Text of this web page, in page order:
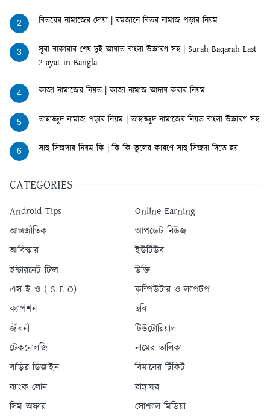
2 বিতরের নামাজের দোয়া | রমজানে বিতর নামাজ পড়ার নিয়ম
3
সূরা বাকারার শেষ দুই আয়াত বাংলা উচ্চারণ সহ | Surah Baqarah Last
2 ayat in Bangla
4 কাজা নামাজের নিয়ত | কাজা নামাজ আদায় করার নিয়ম
5 তাহাজ্জুদ নামাজ পড়ার নিয়ম | তাহাজ্জুদ নামাজের নিয়ত বাংলা উচ্চারণ সহ
6 সাহু সিজদার নিয়ম কি | কি কি ভুলের কারণে সাহু সিজদা দিতে হয়
CATEGORIES
Android Tips
Online Earning
আন্তর্জাতিক
আপডেট নিউজ
আবিস্কার
ইউটিউব
ইন্টারনেট টিপ্স
উক্তি
এস ই ও ( S E O)
কম্পিউটার ও ল্যাপটপ
ক্যাপশন
ছবি
জীবনী
টিউটোরিয়াল
টেকনোলজি
নামের তালিকা
বাড়ির ডিজাইন
বিমানের টিকিট
ব্যাংক লোন
রান্নাঘর
সিম অফার
সোশ্যাল মিডিয়া